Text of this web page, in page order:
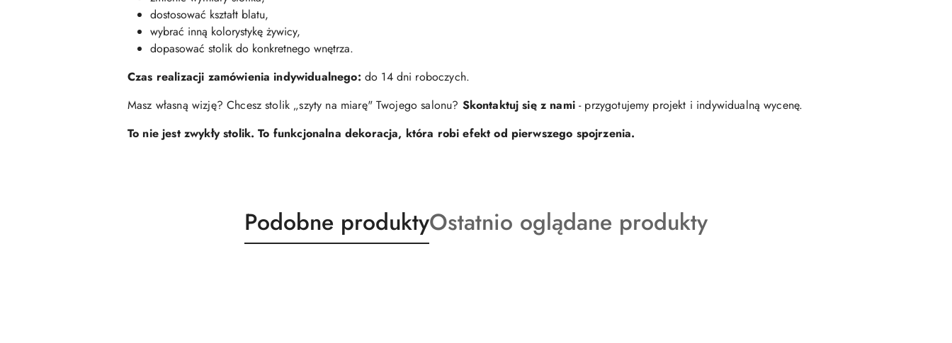
dostosować kształt blatu,
wybrać inną kolorystykę żywicy,
dopasować stolik do konkretnego wnętrza.
Czas realizacji zamówienia indywidualnego: do 14 dni roboczych.
Masz własną wizję? Chcesz stolik „szyty na miarę" Twojego salonu? Skontaktuj się z nami- przygotujemy projekt i indywidualną wycenę.
To nie jest zwykły stolik. To funkcjonalna dekoracja, która robi efekt od pierwszego spojrzenia.
Produkty
o
Podobne produktyProdukty
o
Ostatnio oglądane produkty